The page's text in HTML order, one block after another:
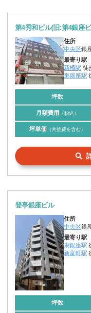
第4秀和ビル(旧:第4銀座
住所
中央区銀
最寄り駅
新橋駅 徒
東銀座駅
坪数
月額費用 （税込）
坪単価 （共益費を含む）
登亭銀座ビル
住所
中央区銀
最寄り駅
東銀座駅
新富町駅
坪数